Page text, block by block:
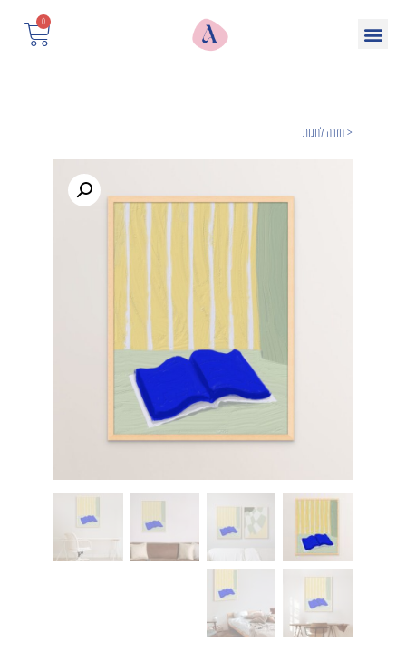
0
< חזרה לחנות